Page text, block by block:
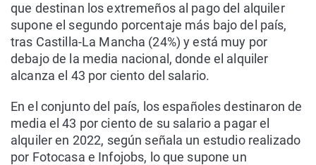
que destinan los extremeños al pago del alquiler
supone el segundo porcentaje más bajo del país,
tras Castilla-La Mancha (24%) y está muy por
debajo de la media nacional, donde el alquiler
alcanza el 43 por ciento del salario.
En el conjunto del país, los españoles destinaron de
media el 43 por ciento de su salario a pagar el
alquiler en 2022, según señala un estudio realizado
por Fotocasa e Infojobs, lo que supone un